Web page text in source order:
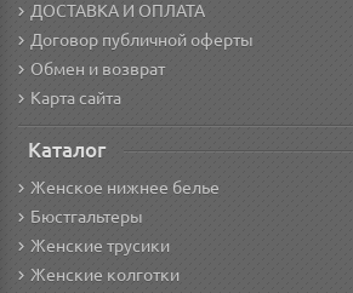
ДОСТАВКА И ОПЛАТА
Договор публичной оферты
Обмен и возврат
Карта сайта
Каталог
Женское нижнее белье
Бюстгальтеры
Женские трусики
Женские колготки